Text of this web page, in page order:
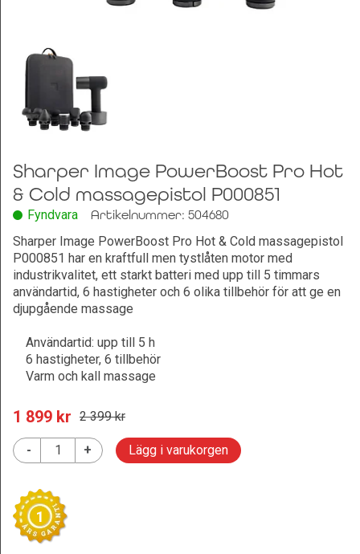
Sharper Image PowerBoost Pro Hot
& Cold massagepistol P000851
Fyndvara
Artikelnummer: 504680
Sharper Image PowerBoost Pro Hot & Cold massagepistol
P000851 har en kraftfull men tystlåten motor med
industrikvalitet, ett starkt batteri med upp till 5 timmars
användartid, 6 hastigheter och 6 olika tillbehör för att ge en
djupgående massage
Användartid: upp till 5 h
6 hastigheter, 6 tillbehör
Varm och kall massage
1 899 kr 2 399 kr
- + Lägg i varukorgen
1